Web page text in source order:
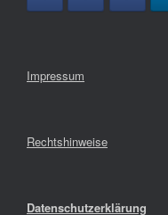
Impressum
Rechtshinweise
Datenschutzerklärung